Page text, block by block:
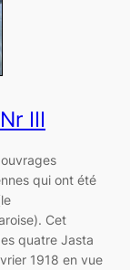
III
qui ont été
Cet
quatre Jasta
1918 en vue